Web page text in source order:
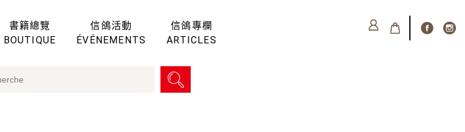
書籍總覽
BOUTIQUE
信鴿活動
ÉVÉNEMENTS
信鴿專欄
ARTICLES